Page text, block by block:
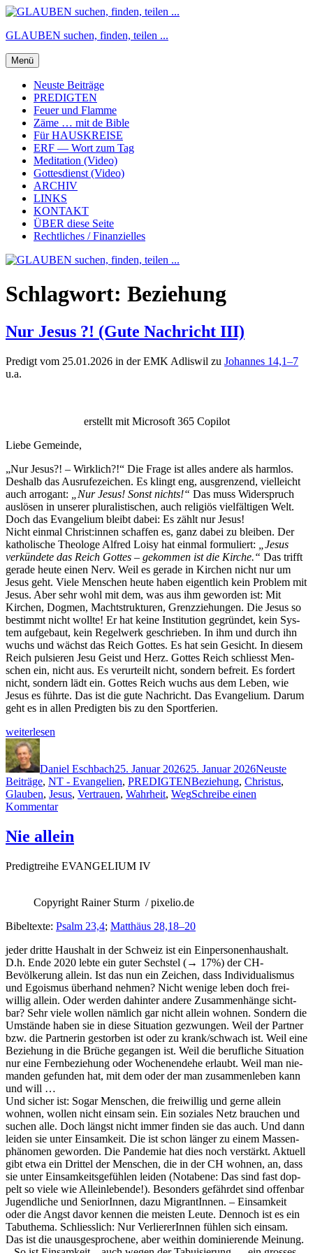
Zum
springen
GLAUBEN suchen, finden, teilen ...
Menü
Neuste Beiträge
PREDIGTEN
Feuer und Flamme
Zäme … mit de Bible
Für HAUSKREISE
ERF — Wort zum Tag
Meditation (Video)
Gottesdienst (Video)
ARCHIV
LINKS
KONTAKT
ÜBER diese Seite
Rechtliches / Finanzielles
Schlagwort: Beziehung
Nur Jesus ?! (Gute Nachricht III)
Predigt vom 25.01.2026 in der EMK Adliswil zu Johannes 14,1–7
u.a.
erstellt mit Microsoft 365 Copilot
Liebe Gemeinde,
„Nur Jesus?! – Wirk­lich?!“ Die Frage ist alles andere als harm­los.
Deshalb das Aus­rufeze­ichen. Es klingt eng, aus­gren­zend, vielle­icht
auch arro­gant:
„Nur Jesus! Son­st nichts!“ Das muss Wider­spruch
aus­lösen in unser­er plu­ral­is­tis­chen, auch religiös vielfälti­gen Welt.
Doch das Evan­geli­um bleibt dabei: Es zählt nur Jesus!
Nicht ein­mal Christ:innen schaf­fen es, ganz dabei zu bleiben. Der
katholis­che The­ologe Alfred Loisy hat ein­mal for­muliert:
„Jesus
verkün­dete das Reich Gottes – gekom­men ist die Kirche.“ Das trifft
ger­ade heute einen Nerv. Weil es ger­ade in Kirchen nicht nur um
Jesus geht. Viele Men­schen heute haben eigentlich kein Prob­lem mit
Jesus. Aber sehr wohl mit dem, was aus ihm gewor­den ist: Mit
Kirchen, Dog­men, Macht­struk­turen, Grenzziehun­gen. Die Jesus so
bes­timmt nicht wollte! Er hat keine Insti­tu­tion gegrün­det, kein Sys­
tem aufge­baut, kein Regel­w­erk geschrieben. In ihm und durch ihn
wuchs und wächst das Reich Gottes. Es hat sein Gesicht. In diesem
Reich pulsieren Jesu Geist und Herz. Gottes Reich schliesst Men­
schen ein, nicht aus. Es verurteilt nicht, son­dern befre­it. Es fordert
nicht, son­dern lädt ein. Gottes Reich wuchs aus dem Leben, wie
Jesus es führte. Das ist die gute Nachricht. Das Evan­geli­um. Darum
geht es in allen Predigten bis zu den Sportferien.
„Nur
Jesus
?!
(Gute
Nachricht
III)“
weit­er­lesen
Autor
Daniel Eschbach25. Januar 202625. Januar 2026Neuste
Beiträge, NT - Evangelien, PREDIGTENSchlagwörter
Beziehung, Christus,
Glauben, Jesus, Vertrauen, Wahrheit, WegSchreibe einen
Kommentarzu
Jesus
?!
Nachricht
Nie allein
Predigtrei­he EVANGELIUM IV
Copy­right Rain­er Sturm / pixelio.de
Bibel­texte: Psalm 23,4; Matthäus 28,18–20
jed­er dritte Haushalt in der Schweiz ist ein Ein­per­so­n­en­haushalt.
D.h. Ende 2020 lebte ein guter Sech­s­tel (→ 17%) der CH-
Bevölkerung allein. Ist das nun ein Zeichen, dass Indi­vid­u­al­is­mus
und Ego­is­mus über­hand nehmen? Nicht wenige leben doch frei­
willig allein. Oder wer­den dahin­ter andere Zusam­men­hänge sicht­
bar? Sehr viele wollen näm­lich gar nicht allein wohnen. Son­dern die
Umstände haben sie in diese Sit­u­a­tion gezwun­gen. Weil der Part­ner
bzw. die Part­ner­in gestor­ben ist oder zu krank/schwach ist. Weil eine
Beziehung in die Brüche gegan­gen ist. Weil die beru­fliche Sit­u­a­tion
nur eine Fern­beziehung oder Woch­enen­de­he erlaubt. Weil man nie­
man­den gefun­den hat, mit dem oder der man zusam­men­leben kann
und will …
Und sich­er ist: Sog­ar Men­schen, die frei­willig und gerne allein
wohnen, wollen nicht ein­sam sein. Ein soziales Netz brauchen und
suchen alle. Doch längst nicht immer find­en sie das auch. Und dann
lei­den sie unter Ein­samkeit. Die ist schon länger zu einem Massen­
phänomen gewor­den. Die Pan­demie hat dies noch ver­stärkt. Aktuell
gibt etwa ein Drit­tel der Men­schen, die in der CH wohnen, an, dass
sie unter Ein­samkeits­ge­fühlen lei­den (Notabene: Das sind fast dop­
pelt so viele wie Allein­lebende!). Beson­ders gefährdet sind offen­bar
Jugendliche und Senior­In­nen, dazu Migran­tInnen. – Ein­samkeit
oder die Angst davor ken­nen die meis­ten Leute. Den­noch ist es ein
Tabuthe­ma. Schliesslich: Nur Ver­liererIn­nen fühlen sich ein­sam.
Das ist die unaus­ge­sproch­ene, aber wei­thin dominierende Mei­n­ung.